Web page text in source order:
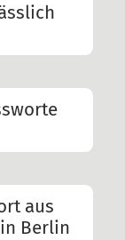
aus
Berlin